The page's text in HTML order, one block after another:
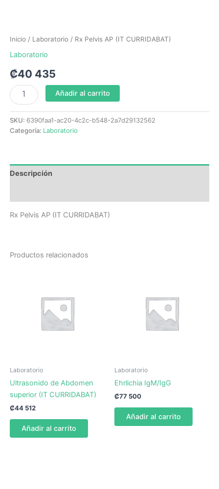
Inicio / Laboratorio / Rx Pelvis AP (IT CURRIDABAT)
Laboratorio
₡40 435
Añadir al carrito
SKU: 6390faa1-ac20-4c2c-b548-2a7d29132562
Categoría: Laboratorio
Descripción
Rx Pelvis AP (IT CURRIDABAT)
Productos relacionados
Laboratorio
Ultrasonido de Abdomen
superior (IT CURRIDABAT)
₡44 512
Añadir al carrito
Laboratorio
Ehrlichia IgM/IgG
₡77 500
Añadir al carrito